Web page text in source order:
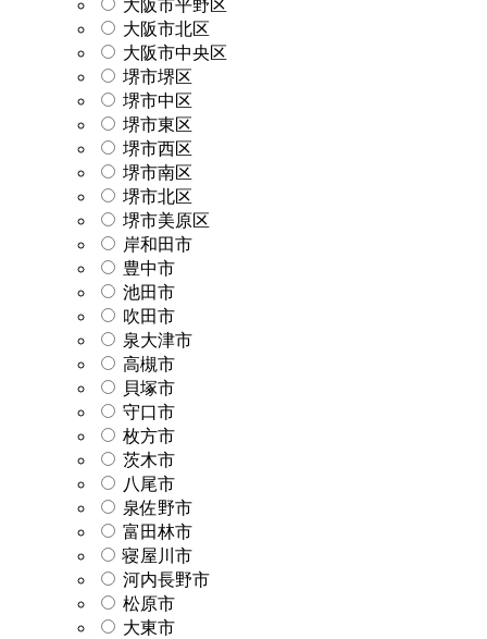
大阪市平野区
大阪市北区
大阪市中央区
堺市堺区
堺市中区
堺市東区
堺市西区
堺市南区
堺市北区
堺市美原区
岸和田市
豊中市
池田市
吹田市
泉大津市
高槻市
貝塚市
守口市
枚方市
茨木市
八尾市
泉佐野市
富田林市
寝屋川市
河内長野市
松原市
大東市